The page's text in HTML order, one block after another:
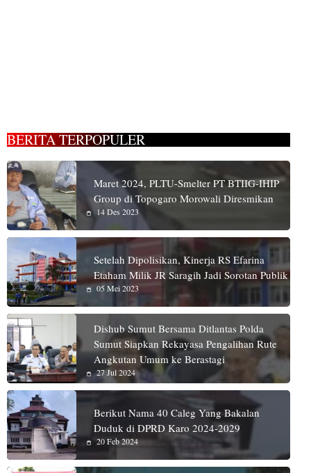
BERITA TERPOPULER
Maret 2024, PLTU-Smelter PT BTIIG-IHIP
Group di Topogaro Morowali Diresmikan
14 Des 2023
Setelah Dipolisikan, Kinerja RS Efarina
Etaham Milik JR Saragih Jadi Sorotan Publik
05 Mei 2023
Dishub Sumut Bersama Ditlantas Polda
Sumut Siapkan Rekayasa Pengalihan Rute
Angkutan Umum ke Berastagi
27 Jul 2024
Berikut Nama 40 Caleg Yang Bakalan
Duduk di DPRD Karo 2024-2029
20 Feb 2024